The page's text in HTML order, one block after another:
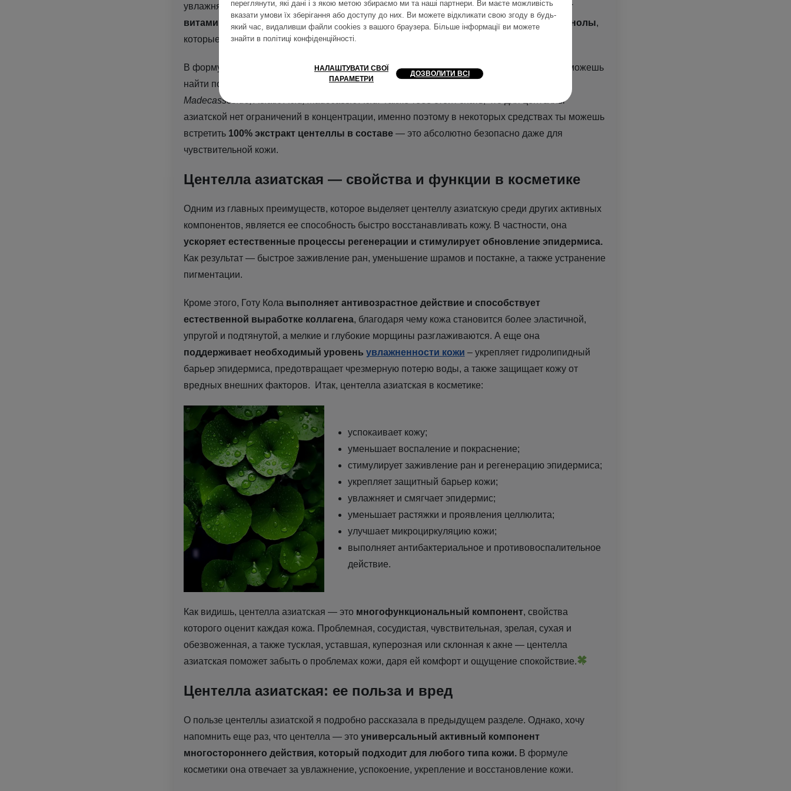
переглянути, які дані і з якою метою збираємо ми та наші партнери. Ви маєте можливість
вказати умови їх зберігання або доступу до них. Ви можете відкликати свою згоду в будь-
який час, видаливши файли cookies з вашого браузера. Більше інформації ви можете
знайти в політиці конфіденційності.
НАЛАШТУВАТИ СВОЇ
ПАРАМЕТРИ
ДОЗВОЛИТИ ВСІ
увлажняющим свойствам. В частности, в своем составецентелла азиатская содержит
витамины С, А и К, а также азиатиновую кислоту, мадекасовую кислоту и полифенолы,
которые собственно и делают ее настолько эффективной.
В формуле уходовой косметики (INCI) центеллу азиатскую или же ее составляющие ты можешь
найти под названиями
Centella Asiatica Extract, Centella Asiatica Leaf Water, Asiaticoside,
Madecassoside, Asiatic Acid, Madecassic Acid.
Также тебе стоит знать, что для центеллы
азиатской нет ограничений в концентрации, именно поэтому в некоторых средствах ты можешь
встретить 100% экстракт центеллы в составе— это абсолютно безопасно даже для
чувствительной кожи.
Центелла азиатская — свойства и функции в косметике
Одним из главных преимуществ, которое выделяет центеллу азиатскую среди других активных
компонентов, является ее способность быстро восстанавливать кожу. В частности, она
ускоряет естественные процессы регенерации и стимулирует обновление эпидермиса.
Как результат — быстрое заживление ран, уменьшение шрамов и постакне, а также устранение
пигментации.
Кроме этого, Готу Кола выполняет антивозрастное действие и способствует
естественной выработке коллагена, благодаря чему кожа становится более эластичной,
упругой и подтянутой, а мелкие и глубокие морщины разглаживаются. А еще она
поддерживает необходимый уровень увлажненности кожи – укрепляет гидролипидный
барьер эпидермиса, предотвращает чрезмерную потерю воды, а также защищает кожу от
вредных внешних факторов. Итак, центелла азиатская в косметике:
успокаивает кожу;
уменьшает воспаление и покраснение;
стимулирует заживление ран и регенерацию эпидермиса;
укрепляет защитный барьер кожи;
увлажняет и смягчает эпидермис;
уменьшает растяжки и проявления целлюлита;
улучшает микроциркуляцию кожи;
выполняет антибактериальное и противовоспалительное
действие.
Как видишь, центелла азиатская — это многофункциональный компонент, свойства
которого оценит каждая кожа. Проблемная, сосудистая, чувствительная, зрелая, сухая и
обезвоженная, а также тусклая, уставшая, куперозная или склонная к акне — центелла
азиатская поможет забыть о проблемах кожи, даря ей комфорт и ощущение спокойствие.
Центелла азиатская: ее польза и вред
О пользе центеллы азиатской я подробно рассказала в предыдущем разделе. Однако, хочу
напомнить еще раз, что центелла — это универсальный активный компонент
многостороннего действия, который подходит для любого типа кожи.В формуле
косметики она отвечает за увлажнение, успокоение, укрепление и восстановление кожи.